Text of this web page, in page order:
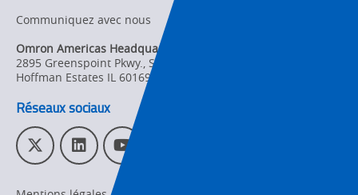
Changes
Product
Discontinuation
Pricing
Supply
Chain/Demand
Forecasting
Communiquez avec nous
Omron Americas Headquarters
2895 Greenspoint Pkwy., Ste 200
Hoffman Estates IL 60169
Réseaux sociaux
T
w
L
i
Y
o